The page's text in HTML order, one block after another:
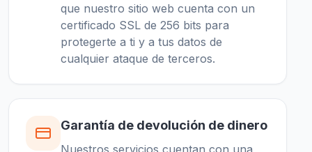
que nuestro sitio web cuenta con un
certificado SSL de 256 bits para
protegerte a ti y a tus datos de
cualquier ataque de terceros.
Garantía de devolución de dinero